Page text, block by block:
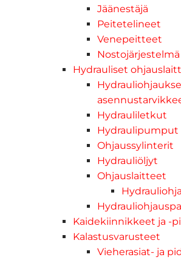
Jäänestäjä
Peitetelineet
Venepeitteet
Nostojärjestelmä
Hydrauliset
Hydrauliletkut
Hydraulipumput
Ohjaussylinterit
Hydrauliöljyt
Ohjauslaitteet
Kaidekiinnikkeet ja -
Kalastusvarusteet
Vieherasiat- ja